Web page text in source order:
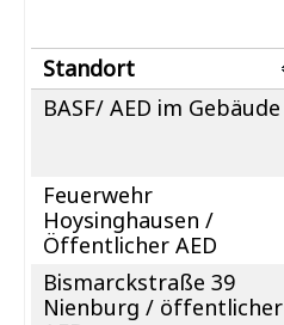
Standort
BASF/ AED im Gebäude
Feuerwehr
Hoysinghausen /
Öffentlicher AED
Bismarckstraße 39
Nienburg / öffentlicher